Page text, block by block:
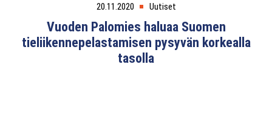
20.11.2020 Uutiset
Vuoden Palomies haluaa Suomen
tieliikennepelastamisen pysyvän korkealla
tasolla